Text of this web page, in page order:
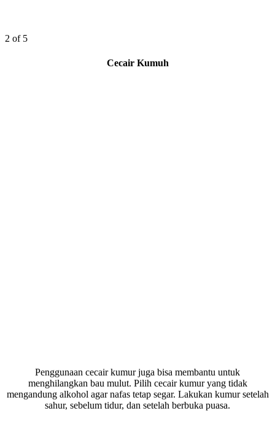
2 of 5
Cecair Kumuh
Penggunaan cecair kumur juga bisa membantu untuk
menghilangkan bau mulut. Pilih cecair kumur yang tidak
mengandung alkohol agar nafas tetap segar. Lakukan kumur setelah
sahur, sebelum tidur, dan setelah berbuka puasa.